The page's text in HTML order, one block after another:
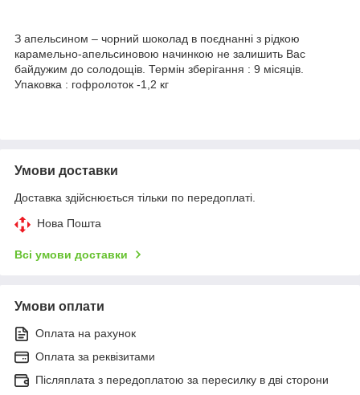
З апельсином – чорний шоколад в поєднанні з рідкою
карамельно-апельсиновою начинкою не залишить Вас
байдужим до солодощів. Термін зберігання : 9 місяців.
Упаковка : гофролоток -1,2 кг
Умови доставки
Доставка здійснюється тільки по передоплаті.
Нова Пошта
Всі умови доставки
Умови оплати
Оплата на рахунок
Оплата за реквізитами
Післяплата з передоплатою за пересилку в дві сторони